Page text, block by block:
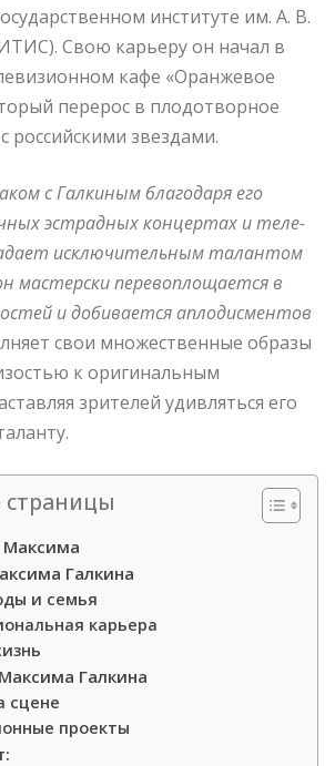
институте им. А. В.
Свою карьеру он начал в
кафе «Оранжевое
перерос в плодотворное
российскими звездами.
с Галкиным благодаря его
эстрадных концертах и теле-
исключительным талантом
мастерски перевоплощается в
и добивается аплодисментов
свои множественные образы
к оригинальным
зрителей удивляться его
Максима
Галкина
и семья
карьера
Галкина
сцене
проекты